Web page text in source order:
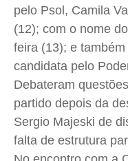
Cultura
Colunas
Caetano Roque
Gustavo Bastos
Jr Mignone (in
Publicidade Legal
Cultura
Colunas
Caetano Roque
Gustavo Bastos
Jr Mignone (in
Publicidade Legal
Cultura
Colunas
Caetano Roque
Gustavo Bastos
Jr Mignone (in
Publicidade Legal
Cultura
Colunas
Caetano Roque
Gustavo Bastos
Jr Mignone (in
Publicidade Legal
pelo Psol, Camila
(12); com o nome
feira (13); e
candidata pelo
Debateram
partido depois da
Sergio Majeski de
falta de estrutura